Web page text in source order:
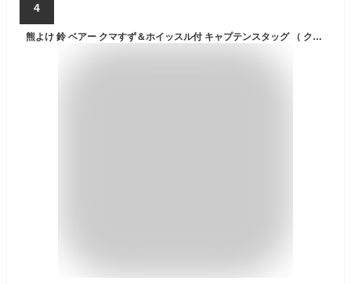
4
熊よけ 鈴 ベアー クマすず＆ホイッスル付 キャプテンスタッグ （ クマよけ 登山 グッズ ハイキング 森 山 アウトドア ベル キーホルダー アクセサリー 笛 熊 ）【3980円以上送料無料】